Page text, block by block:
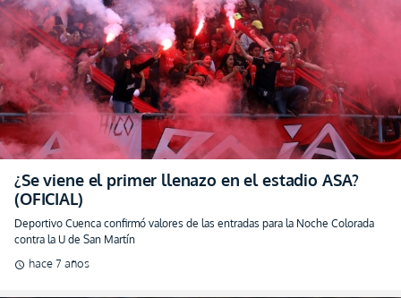
¿Se viene el primer llenazo en el estadio ASA?
(OFICIAL)
Deportivo Cuenca confirmó valores de las entradas para la Noche Colorada
contra la U de San Martín
schedule hace 7 años